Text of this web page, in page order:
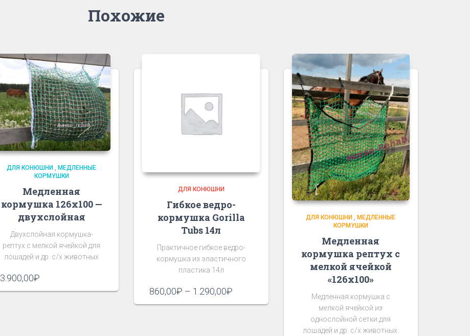
Похожие
ДЛЯ КОНЮШНИ , МЕДЛЕННЫЕ
КОРМУШКИ
Медленная
кормушка 126х100 —
двухслойная
Двухслойная кормушка-
рептух с мелкой ячейкой для
лошадей и др. с/х животных
3.900,00₽
ДЛЯ КОНЮШНИ
Гибкое ведро-
кормушка Gorilla
Tubs 14л
Практичное гибкое ведро-
кормушка из эластичного
пластика 14л
860,00₽ – 1.290,00₽
ДЛЯ КОНЮШНИ , МЕДЛЕННЫЕ
КОРМУШКИ
Медленная
кормушка рептух с
мелкой ячейкой
«126х100»
Медленная кормушка с
мелкой ячейкой из
однослойной сетки для
лошадей и др. с/х животных.